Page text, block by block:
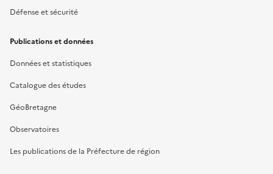
Défense et sécurité
Publications et données
Données et statistiques
Catalogue des études
GéoBretagne
Observatoires
Les publications de la Préfecture de région